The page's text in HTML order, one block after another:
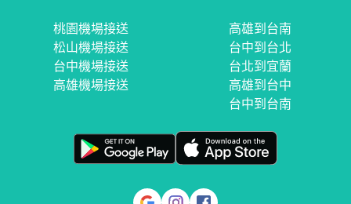
桃園機場接送
松山機場接送
台中機場接送
高雄機場接送
高雄到台南
台中到台北
台北到宜蘭
高雄到台中
台中到台南